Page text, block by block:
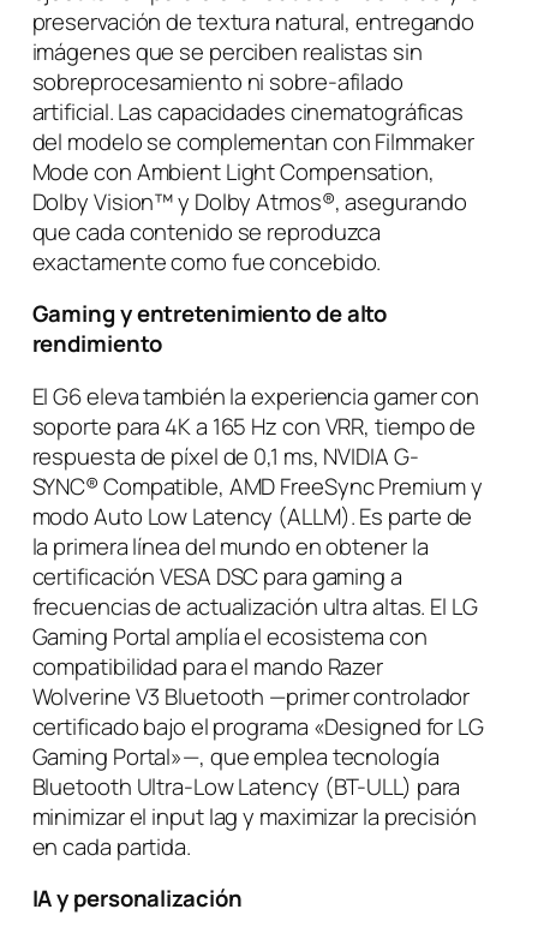
preservación de textura natural, entregando
imágenes que se perciben realistas sin
sobreprocesamiento ni sobre-afilado
artificial. Las capacidades cinematográficas
del modelo se complementan con Filmmaker
Mode con Ambient Light Compensation,
Dolby Vision™ y Dolby Atmos®, asegurando
que cada contenido se reproduzca
exactamente como fue concebido.
Gaming y entretenimiento de alto
rendimiento
El G6 eleva también la experiencia gamer con
soporte para 4K a 165 Hz con VRR, tiempo de
respuesta de píxel de 0,1 ms, NVIDIA G-
SYNC® Compatible, AMD FreeSync Premium y
modo Auto Low Latency (ALLM). Es parte de
la primera línea del mundo en obtener la
certificación VESA DSC para gaming a
frecuencias de actualización ultra altas. El LG
Gaming Portal amplía el ecosistema con
compatibilidad para el mando Razer
Wolverine V3 Bluetooth —primer controlador
certificado bajo el programa «Designed for LG
Gaming Portal»—, que emplea tecnología
Bluetooth Ultra-Low Latency (BT-ULL) para
minimizar el input lag y maximizar la precisión
en cada partida.
IA y personalización